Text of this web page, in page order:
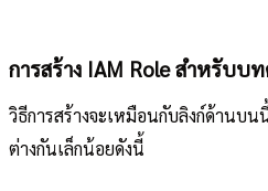
การสร้าง IAM Role สำหรับบ
วิธีการสร้างจะเหมือนกับลิงก์ด้านบ
ต่างกันเล็กน้อยดังนี้